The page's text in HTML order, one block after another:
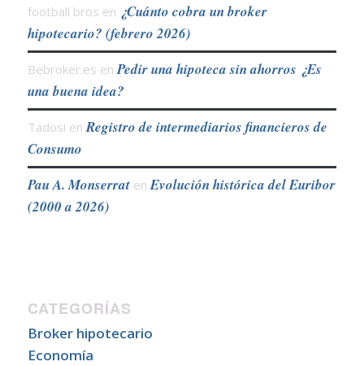
football bros en ¿Cuánto cobra un broker
hipotecario? (febrero 2026)
Bebroker.es en Pedir una hipoteca sin ahorros ¿Es
una buena idea?
Tadosi en Registro de intermediarios financieros de
Consumo
Pau A. Monserraten Evolución histórica del Euribor
(2000 a 2026)
CATEGORÍAS
Broker hipotecario
Economía